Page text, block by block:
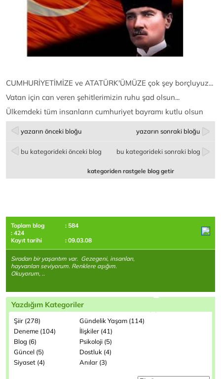
CUMHURİYETİMİZE ve ATATÜRK'ÜMÜZE çok şey borçluyuz...
Vatan için can veren şehitlerimizin ruhu şad olsun...
Ülkemdeki tüm insanların cumhuriyet bayramı kutlu olsun
yazarın önceki bloğu yazarın sonraki bloğu
bu kategorideki önceki blog bu kategorideki sonraki blog
kategoriden rastgele blog getir
Toplam blog
: 584
: 424
Kayıt tarihi
: 09.03.08
Sıradan bir yaşantım var. Gezegeni, insanları,
hayvanları seviyorum. Renklere aşığım.
Okuyorum, ..
Yazdığım Kategoriler
Şiir (278)
Gündelik Yaşam (114)
Deneme (104)
İlişkiler (41)
Blog (6)
Psikoloji (5)
Güncel (5)
Dostluk (4)
Siyaset (4)
Anılar (3)